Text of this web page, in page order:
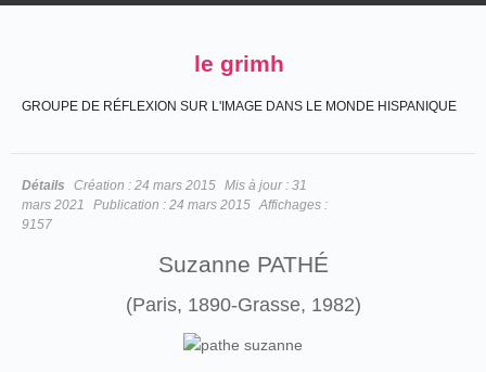
le grimh
GROUPE DE RÉFLEXION SUR L'IMAGE DANS LE MONDE HISPANIQUE
Détails Création : 24 mars 2015 Mis à jour : 31
mars 2021
Publication : 24 mars 2015 Affichages :
9157
Suzanne PATHÉ
(Paris, 1890-Grasse, 1982)